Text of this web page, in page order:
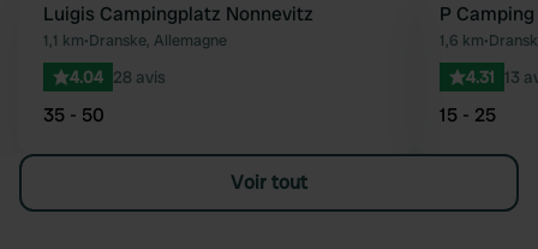
Préféré
Luigis Campingplatz Nonnevitz
1,1 km•Dranske, Allemagne
4.04 28 avis
35 - 50
P
1,6 km•
4.31 13
15 - 25
Voir tout